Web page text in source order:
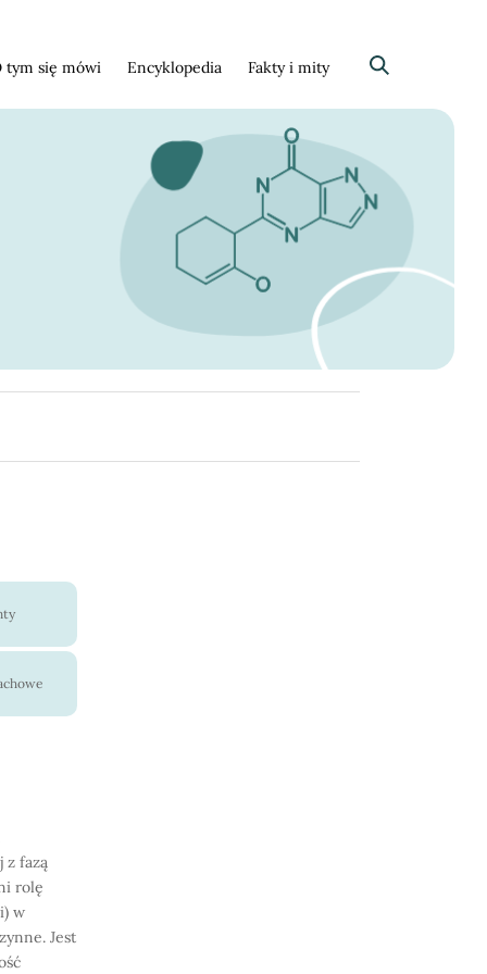
tym się mówi Encyklopedia Fakty i mity Szukaj
z fazą
rolę
w
Jest